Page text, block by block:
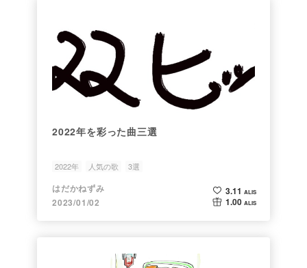
2022年を彩った曲三選
2022年 人気の歌 3選
はだかねずみ
2023/01/02
3.11 ALIS
1.00 ALIS